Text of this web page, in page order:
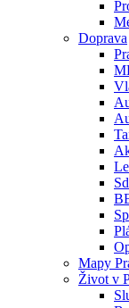
Doprava
Mapy
Život v